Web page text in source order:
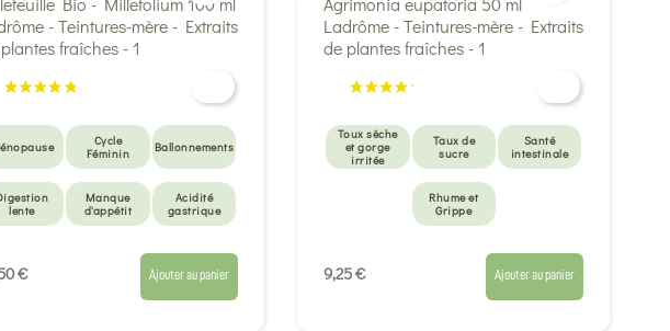
Cycle
Féminin
Ballonnements
lente
Manque
d'appétit
Acidité
gastrique
€ Ajouter au panier
Toux sèche
et gorge
irritée
Taux de
sucre
Santé
intestinale
Rhume et
Grippe
9,25 € Ajouter au panier